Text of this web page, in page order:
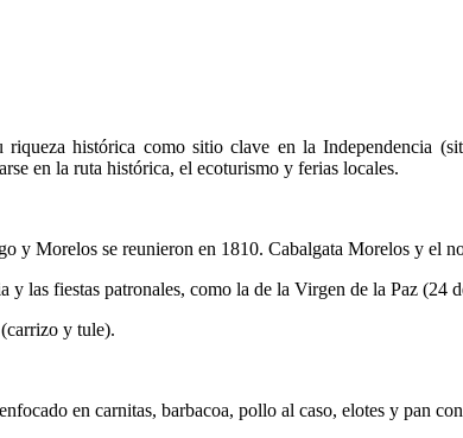
histórica como sitio clave en la Independencia
en la ruta histórica, el ecoturismo y ferias locales.
y Morelos se reunieron en 1810. Cabalgata Morelos y el
y las fiestas patronales, como la de la Virgen de la Paz (24
y tule).
en carnitas, barbacoa, pollo al caso, elotes y pan